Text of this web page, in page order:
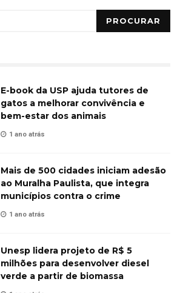
PROCURAR
E-book da USP ajuda tutores de
gatos a melhorar convivência e
bem-estar dos animais
1 ano atrás
Mais de 500 cidades iniciam adesão
ao Muralha Paulista, que integra
municípios contra o crime
1 ano atrás
Unesp lidera projeto de R$ 5
milhões para desenvolver diesel
verde a partir de biomassa